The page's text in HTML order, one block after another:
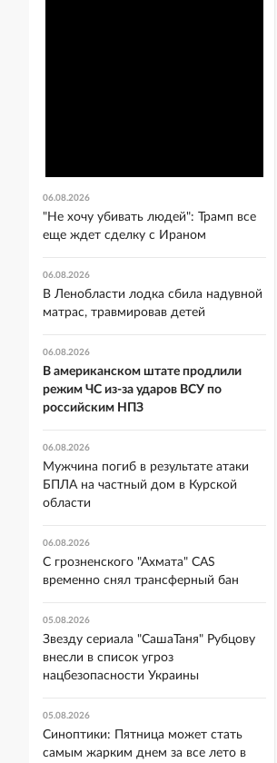
06.08.2026
"Не хочу убивать людей": Трамп все
еще ждет сделку с Ираном
06.08.2026
В Ленобласти лодка сбила надувной
матрас, травмировав детей
06.08.2026
В американском штате продлили
режим ЧС из-за ударов ВСУ по
российским НПЗ
06.08.2026
Мужчина погиб в результате атаки
БПЛА на частный дом в Курской
области
06.08.2026
С грозненского "Ахмата" CAS
временно снял трансферный бан
05.08.2026
Звезду сериала "СашаТаня" Рубцову
внесли в список угроз
нацбезопасности Украины
05.08.2026
Синоптики: Пятница может стать
самым жарким днем за все лето в